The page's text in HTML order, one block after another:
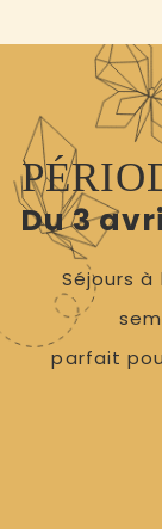
Du 3
Séjours
parfait